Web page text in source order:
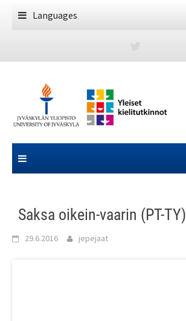
Languages
Saksa oikein-vaarin (PT-TY)
29.6.2016 jepejaat